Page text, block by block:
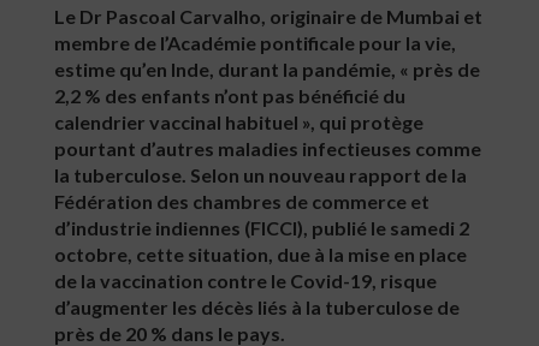
Le Dr Pascoal Carvalho, originaire de Mumbai et
membre de l’Académie pontificale pour la vie,
estime qu’en Inde, durant la pandémie, « près de
2,2 % des enfants n’ont pas bénéficié du
calendrier vaccinal habituel », qui protège
pourtant d’autres maladies infectieuses comme
la tuberculose. Selon un nouveau rapport de la
Fédération des chambres de commerce et
d’industrie indiennes (FICCI), publié le samedi 2
octobre, cette situation, due à la mise en place
de la vaccination contre le Covid-19, risque
d’augmenter les décès liés à la tuberculose de
près de 20 % dans le pays.